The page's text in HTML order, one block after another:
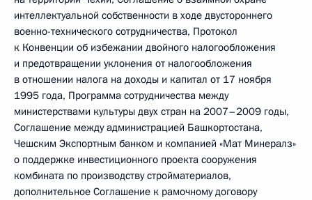
интеллектуальной собственности в ходе двустороннего
военно-технического сотрудничества, Протокол
к Конвенции об избежании двойного налогообложения
и предотвращении уклонения от налогообложения
в отношении налога на доходы и капитал от 17 ноября
1995 года, Программа сотрудничества между
министерствами культуры двух стран на 2007–2009 годы,
Соглашение между администрацией Башкортостана,
Чешским Экспортным банком и компанией «Мат Минералз»
о поддержке инвестиционного проекта сооружения
комбината по производству стройматериалов,
дополнительное Соглашение к рамочному договору